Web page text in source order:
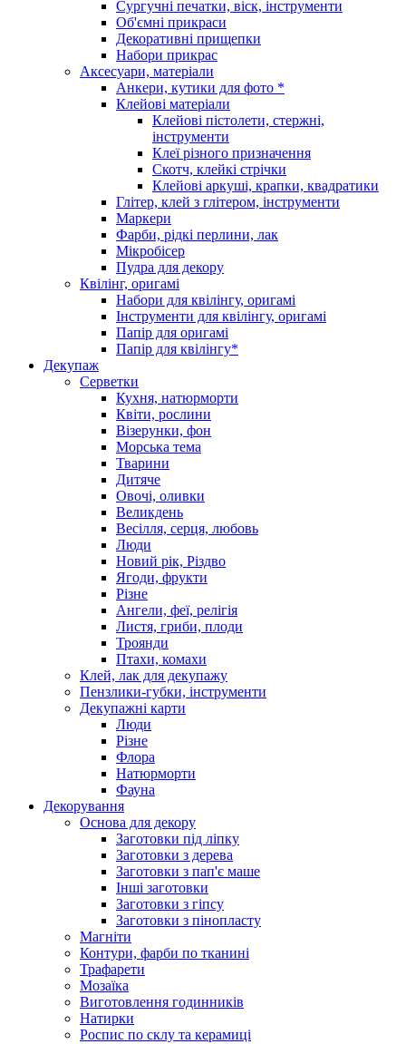
Сургучні печатки, віск, інструменти
Об'ємні прикраси
Декоративні прищепки
Набори прикрас
Аксесуари, матеріали
Анкери, кутики для фото *
Клейові матеріали
Клейові пістолети, стержні,
інструменти
Клеї різного призначення
Скотч, клейкі стрічки
Клейові аркуші, крапки, квадратики
Глітер, клей з глітером, інструменти
Маркери
Фарби, рідкі перлини, лак
Мікробісер
Пудра для декору
Квілінг, оригамі
Набори для квілінгу, оригамі
Інструменти для квілінгу, оригамі
Папір для оригамі
Папір для квілінгу*
Декупаж
Серветки
Кухня, натюрморти
Квіти, рослини
Візерунки, фон
Морська тема
Тварини
Дитяче
Овочі, оливки
Великдень
Весілля, серця, любовь
Люди
Новий рік, Різдво
Ягоди, фрукти
Різне
Ангели, феї, релігія
Листя, гриби, плоди
Троянди
Птахи, комахи
Клей, лак для декупажу
Пензлики-губки, інструменти
Декупажні карти
Люди
Різне
Флора
Натюрморти
Фауна
Декорування
Основа для декору
Заготовки під ліпку
Заготовки з дерева
Заготовки з пап'є маше
Інші заготовки
Заготовки з гіпсу
Заготовки з пінопласту
Магніти
Контури, фарби по тканині
Трафарети
Мозаїка
Виготовлення годинників
Натирки
Роспис по склу та керамиці